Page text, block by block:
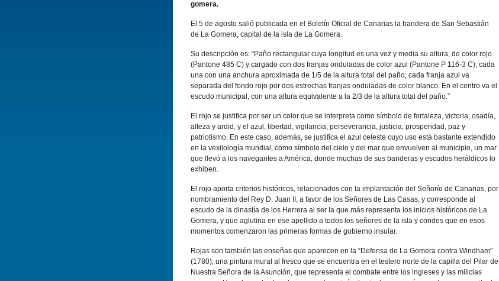
gomera.
El 5 de agosto salió publicada en el Boletín Oficial de Canarias la bandera de San Sebastián
de La Gomera, capital de la isla de La Gomera.
Su descripción es: “Paño rectangular cuya longitud es una vez y media su altura, de color rojo
(Pantone 485 C) y cargado con dos franjas onduladas de color azul (Pantone P 116-3 C), cada
una con una anchura aproximada de 1/5 de la altura total del paño; cada franja azul va
separada del fondo rojo por dos estrechas franjas onduladas de color blanco. En el centro va el
escudo municipal, con una altura equivalente a la 2/3 de la altura total del paño.”
El rojo se justifica por ser un color que se interpreta como símbolo de fortaleza, victoria, osadía,
alteza y ardid, y el azul, libertad, vigilancia, perseverancia, justicia, prosperidad, paz y
patriotismo. En este caso, además, se justifica el azul celeste cuyo uso está bastante extendido
en la vexilología mundial, como símbolo del cielo y del mar que envuelven al municipio, un mar
que llevó a los navegantes a América, donde muchas de sus banderas y escudos heráldicos lo
exhiben.
El rojo aporta criterios históricos, relacionados con la implantación del Señorío de Canarias, por
nombramiento del Rey D. Juan II, a favor de los Señores de Las Casas, y corresponde al
escudo de la dinastía de los Herrera al ser la que más representa los inicios históricos de La
Gomera, y que aglutina en ese apellido a todos los señores de la isla y condes que en esos
momentos comenzaron las primeras formas de gobierno insular.
Rojas son también las enseñas que aparecen en la “Defensa de La Gomera contra Windham”
(1780), una pintura mural al fresco que se encuentra en el testero norte de la capilla del Pilar de
Nuestra Señora de la Asunción, que representa el combate entre los ingleses y las milicias